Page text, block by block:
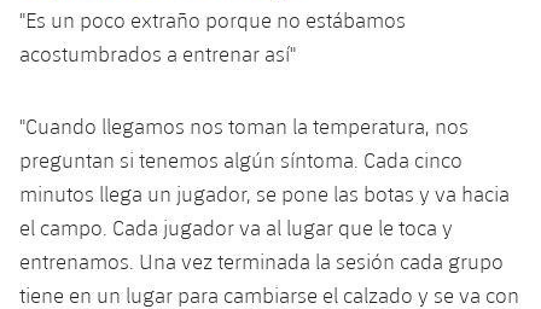
"Es un poco extraño porque no estábamos
acostumbrados a entrenar así"
"Cuando llegamos nos toman la temperatura, nos
preguntan si tenemos algún síntoma. Cada cinco
minutos llega un jugador, se pone las botas y va hacia
el campo. Cada jugador va al lugar que le toca y
entrenamos. Una vez terminada la sesión cada grupo
tiene en un lugar para cambiarse el calzado y se va con